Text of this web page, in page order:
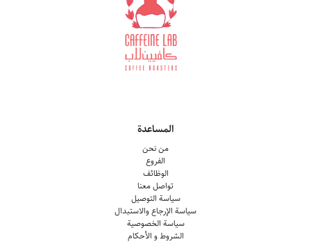
المساعدة
من نحن
الفروع
الوظائف
تواصل معنا
سياسة التوصيل
سياسة الإرجاع والاستبدال
سياسة الخصوصية
الشروط و الأحكام